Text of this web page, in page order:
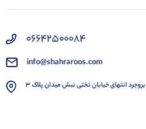
۰۶۶۴۲۵۰۰۰۸۴
info@shahraroos.com
بروجرد انتهای خیابان تختی نبش میدان پلاک 3